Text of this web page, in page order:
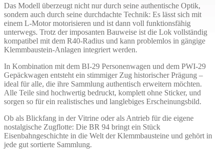
Das Modell überzeugt nicht nur durch seine authentische Optik,
sondern auch durch seine durchdachte Technik: Es lässt sich mit
einem L-Motor motorisieren und ist dann voll funktionsfähig
unterwegs. Trotz der imposanten Bauweise ist die Lok vollständig
kompatibel mit dem R40-Radius und kann problemlos in gängige
Klemmbaustein-Anlagen integriert werden.
In Kombination mit dem BI-29 Personenwagen und dem PWI-29
Gepäckwagen entsteht ein stimmiger Zug historischer Prägung –
ideal für alle, die ihre Sammlung authentisch erweitern möchten.
Alle Teile sind hochwertig bedruckt, komplett ohne Sticker, und
sorgen so für ein realistisches und langlebiges Erscheinungsbild.
Ob als Blickfang in der Vitrine oder als Antrieb für die eigene
nostalgische Zugflotte: Die BR 94 bringt ein Stück
Eisenbahngeschichte in die Welt der Klemmbausteine und gehört in
jede gut sortierte Sammlung.